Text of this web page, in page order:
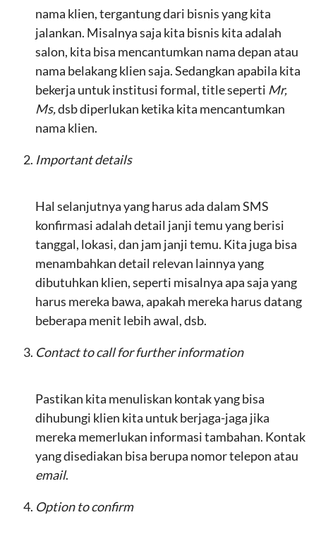
nama klien, tergantung dari bisnis yang kita
jalankan. Misalnya saja kita bisnis kita adalah
salon, kita bisa mencantumkan nama depan atau
nama belakang klien saja. Sedangkan apabila kita
bekerja untuk institusi formal, title seperti Mr,
Ms,dsb diperlukan ketika kita mencantumkan
nama klien.
Important details
Hal selanjutnya yang harus ada dalam SMS
konfirmasi adalah detail janji temu yang berisi
tanggal, lokasi, dan jam janji temu. Kita juga bisa
menambahkan detail relevan lainnya yang
dibutuhkan klien, seperti misalnya apa saja yang
harus mereka bawa, apakah mereka harus datang
beberapa menit lebih awal, dsb.
Contact to call for further information
Pastikan kita menuliskan kontak yang bisa
dihubungi klien kita untuk berjaga-jaga jika
mereka memerlukan informasi tambahan. Kontak
yang disediakan bisa berupa nomor telepon atau
email.
Option to confirm